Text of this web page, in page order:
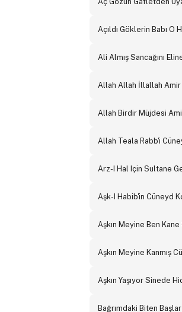
Açıldı Göklerin Babı
Ali Almış Sancağını
Allah Allah İllallah
Allah Birdir Müjdesi
Allah Teala Rabb'i
Arz-I Hal Için Sultane
Aşk-I Habib'in Cüneyd
Aşkın Meyine Ben
Aşkın Meyine Kanmış
Aşkın Yaşıyor Sinede
Bağrımdaki Biten